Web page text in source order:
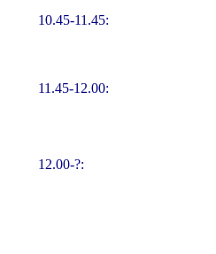
10.45-11.45:
11.45-12.00:
12.00-?: